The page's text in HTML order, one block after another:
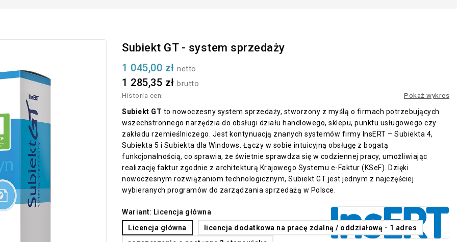
Subiekt GT - system sprzedaży
1 045,00 zł netto
1 285,35 zł brutto
Historia cen:
Pokaż wykres
Subiekt GT to nowoczesny system sprzedaży, stworzony z myślą o firmach potrzebujących
wszechstronnego narzędzia do obsługi działu handlowego, sklepu, punktu usługowego czy
zakładu rzemieślniczego. Jest kontynuacją znanych systemów firmy InsERT – Subiekta 4,
Subiekta 5 i Subiekta dla Windows. Łączy w sobie intuicyjną obsługę z bogatą
funkcjonalnością, co sprawia, że świetnie sprawdza się w codziennej pracy, umożliwiając
realizację faktur zgodnie z architekturą Krajowego Systemu e-Faktur (KSeF). Dzięki
nowoczesnym rozwiązaniom technologicznym, Subiekt GT jest jednym z najczęściej
wybieranych programów do zarządzania sprzedażą w Polsce.
Wariant: Licencja główna
Licencja główna
licencja dodatkowa na pracę zdalną / oddziałową - 1 adres